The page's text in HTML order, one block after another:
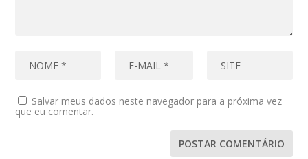
Salvar meus dados neste navegador para a próxima vez
que eu comentar.